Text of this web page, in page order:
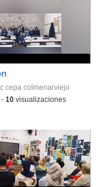
cepa colmenarviejo
10visualizaciones